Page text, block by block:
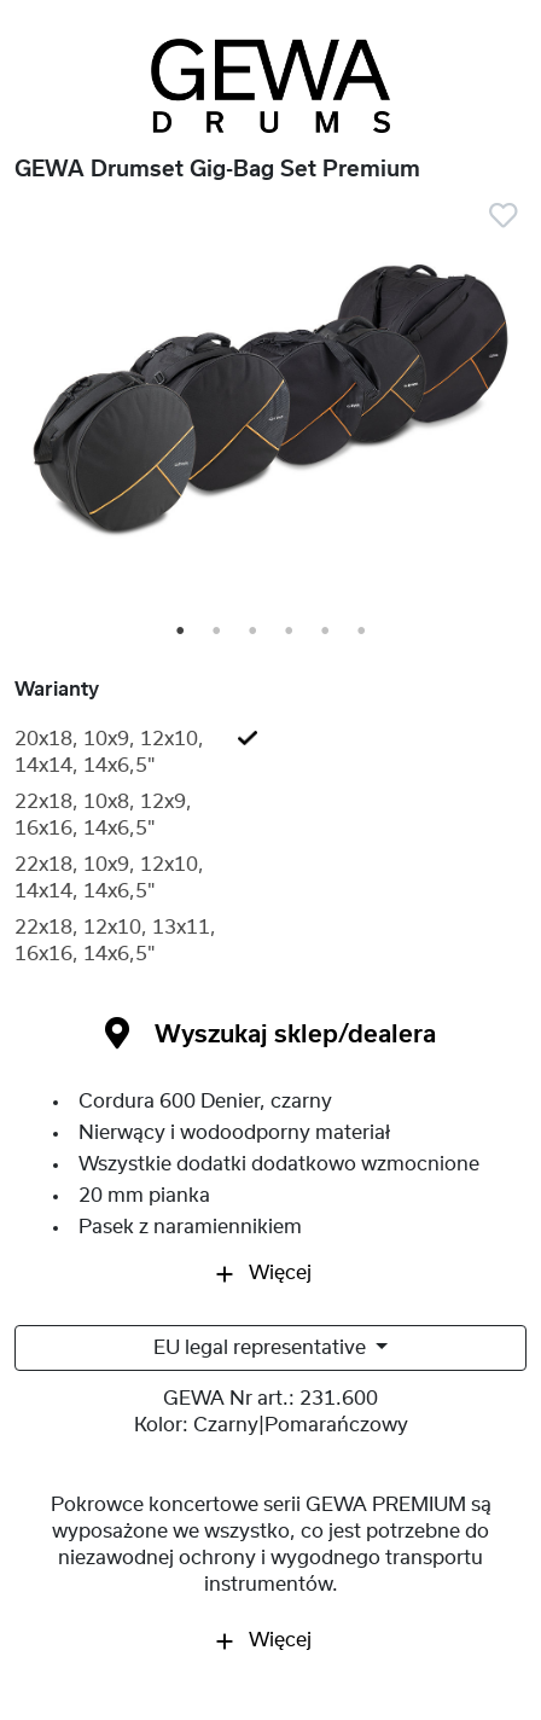
GEWA Drumset Gig-Bag Set Premium
1 2 3 4 5 6
Warianty
20x18, 10x9, 12x10,
14x14, 14x6,5"
22x18, 10x8, 12x9,
16x16, 14x6,5"
22x18, 10x9, 12x10,
14x14, 14x6,5"
22x18, 12x10, 13x11,
16x16, 14x6,5"
Wyszukaj sklep/dealera
Cordura 600 Denier, czarny
Nierwący i wodoodporny materiał
Wszystkie dodatki dodatkowo wzmocnione
20 mm pianka
Pasek z naramiennikiem
Więcej
EU legal representative
GEWA Nr art.: 231.600
Kolor: Czarny|Pomarańczowy
Pokrowce koncertowe serii GEWA PREMIUM są
wyposażone we wszystko, co jest potrzebne do
niezawodnej ochrony i wygodnego transportu
instrumentów.
Więcej